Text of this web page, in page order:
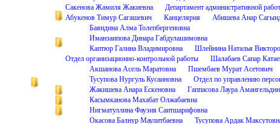
Сакенова Жамиля Жакиевна
Департамент административной
Абукенов Тимур Сагашевич
Канцелярия
Абишева Анар
Баяндина Алма Толепбергеновна
Иманзаипова Динара Габдулашимовна
Каптюр Галина Владимировна
Шлейнина Наталья
Отдел организационно-контрольной работы
Шалабаев Сапар
Акшанова Асель Маратовна
Пшембаев Мурат Асетович
Тусупова Нургуль Кусаиновна
Отдел по управлению
Жакишева Анара Ескеновна
Гаппасова Лаура
Касымканова Махабат Олжабаевна
Нигматуллина Фаузия Саитшарифовна
Окасова Балнур Маулитбаевна
Тусупова Ардак